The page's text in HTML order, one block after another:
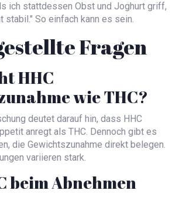
ich stattdessen Obst und Joghurt griff,
stabil." So einfach kann es sein.
Fragen
HHC
wie THC?
deutet darauf hin, dass HHC
anregt als THC. Dennoch gibt es
die Gewichtszunahme direkt belegen.
variieren stark.
beim Abnehmen